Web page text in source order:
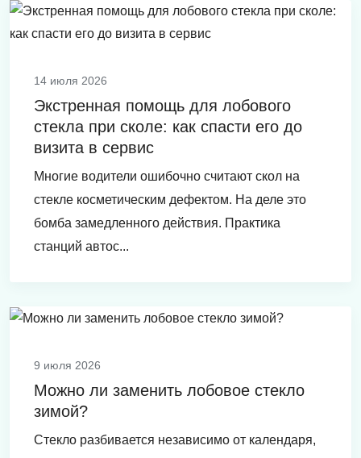
14 июля 2026
Экстренная помощь для лобового
стекла при сколе: как спасти его до
визита в сервис
Многие водители ошибочно считают скол на
стекле косметическим дефектом. На деле это
бомба замедленного действия. Практика
станций автос...
9 июля 2026
Можно ли заменить лобовое стекло
зимой?
Стекло разбивается независимо от календаря,